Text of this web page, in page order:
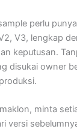
perlu
V3, lengkap
keputusan.
disukai owner
minta
versi